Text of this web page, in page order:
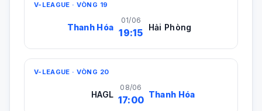
V-LEAGUE · VÒNG 19
Thanh Hóa
01/06
19:15 Hải Phòng
V-LEAGUE · VÒNG 20
HAGL
08/06
17:00 Thanh Hóa